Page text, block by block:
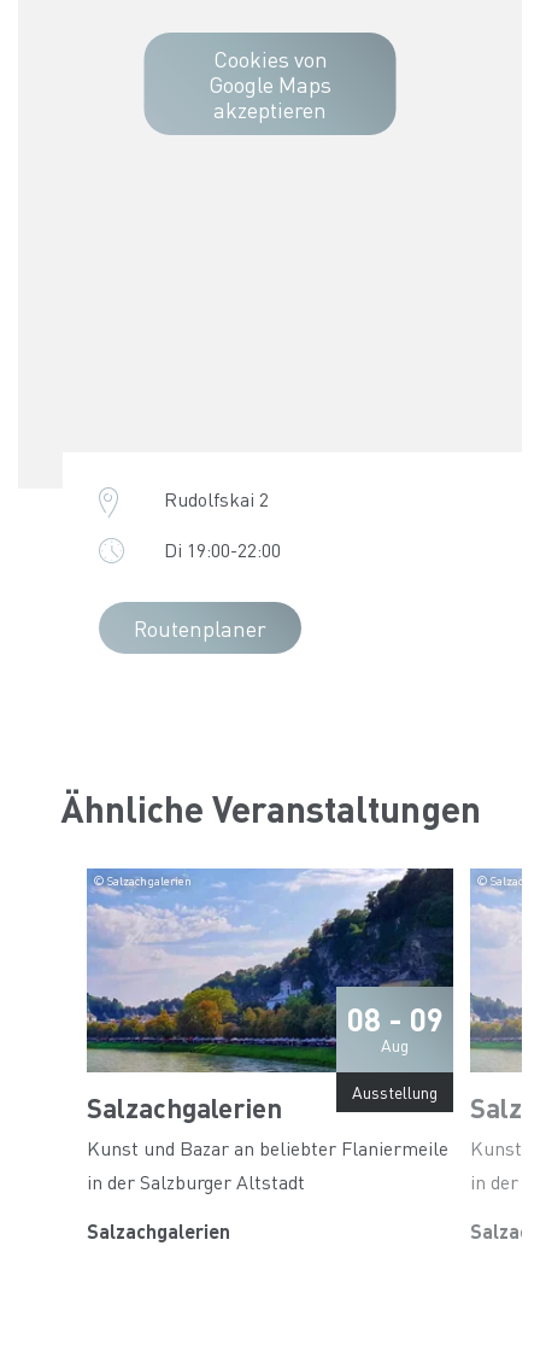
Cookies von
Google Maps
akzeptieren
Rudolfskai 2
Di 19:00-22:00
Routenplaner
Ähnliche Veranstaltungen
08 - 09
Aug
© Salzachgalerien
Ausstellung
Salzachgalerien
Kunst und Bazar an beliebter Flaniermeile
in der Salzburger Altstadt
Salzachgalerien
©
Kunst
in der